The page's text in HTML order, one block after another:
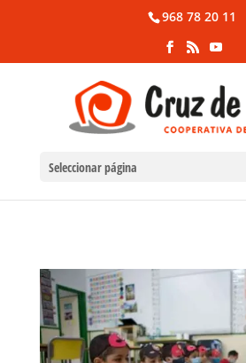
968 78 20 11
Seleccionar página